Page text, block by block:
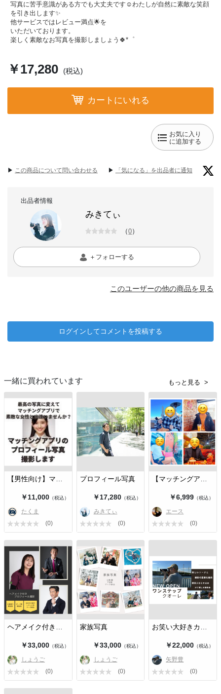
写真に苦手意識がある方でも大丈夫です☺️わたしが自然に素敵な笑顔
を引き出します✨️
他サービスではレビュー満点🌟‎を
いただいております。
楽しく素敵なお写真を撮影しましょう🍀*゜
￥17,280 (税込)
カートにいれる
お気に入り
に追加する
▶︎ この商品について問い合わせる ▶︎ 「気になる」を出品者に通知
出品者情報
みきてぃ
（0）
＋フォローする
このユーザーの他の商品を見る
ログインしてコメントを投稿する
一緒に買われています もっと見る
￥11,000（税込）
たくま
(0)
プロフィール写真
￥17,280 （税込）
みきてぃ
(0)
￥6,999（税込）
エース
(0)
￥33,000（税込）
しょうご
(0)
家族写真
￥33,000 （税込）
しょうご
(0)
￥22,000（税込）
矢野豊
(0)